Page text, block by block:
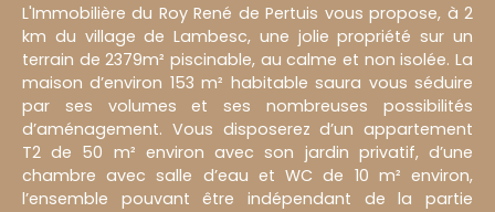
L'Immobilière du Roy René de Pertuis vous propose, à 2
km du village de Lambesc, une jolie propriété sur un
terrain de 2379m² piscinable, au calme et non isolée. La
maison d’environ 153 m² habitable saura vous séduire
par ses volumes et ses nombreuses possibilités
d’aménagement. Vous disposerez d’un appartement
T2 de 50 m² environ avec son jardin privatif, d’une
chambre avec salle d’eau et WC de 10 m² environ,
l’ensemble pouvant être indépendant de la partie